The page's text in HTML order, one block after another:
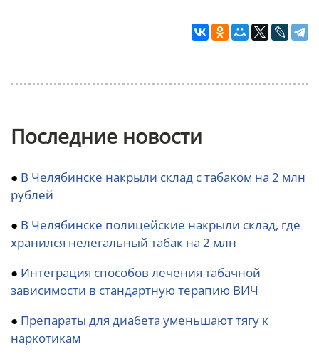
Последние новости
● В Челябинске накрыли склад с табаком на 2 млн
рублей
● В Челябинске полицейские накрыли склад, где
хранился нелегальный табак на 2 млн
● Интеграция способов лечения табачной
зависимости в стандартную терапию ВИЧ
● Препараты для диабета уменьшают тягу к
наркотикам